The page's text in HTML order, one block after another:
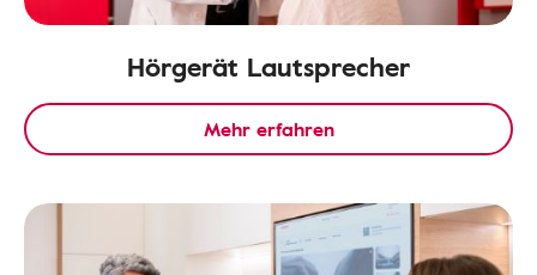
Hörgerät Lautsprecher
Mehr erfahren